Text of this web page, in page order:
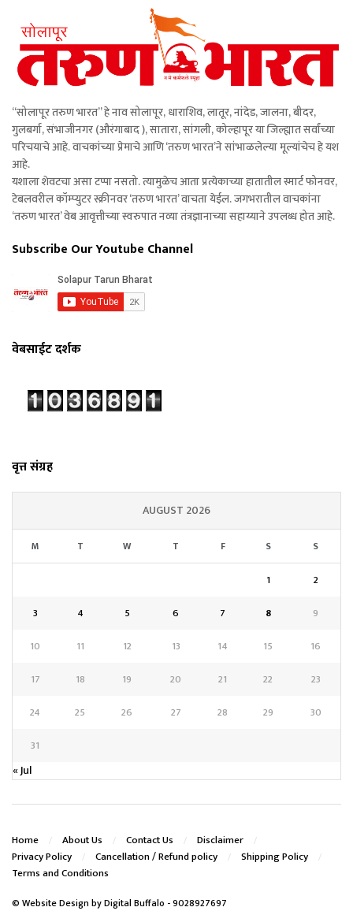
“सोलापूर तरुण भारत” हे नाव सोलापूर, धाराशिव, लातूर, नांदेड, जालना, बीदर,
गुलबर्गा, संभाजीनगर (औरंगाबाद ), सातारा, सांगली, कोल्हापूर या जिल्ह्यात सर्वांच्या
परिचयाचे आहे. वाचकांच्या प्रेमाचे आणि ‘तरुण भारत’ने सांभाळलेल्या मूल्यांचेच हे यश
आहे.
यशाला शेवटचा असा टप्पा नसतो. त्यामुळेच आता प्रत्येकाच्या हातातील स्मार्ट फोनवर,
टेबलवरील कॉम्प्युटर स्क्रीनवर ‘तरुण भारत’ वाचता येईल. जगभरातील वाचकांना
‘तरुण भारत’ वेब आवृत्तीच्या स्वरुपात नव्या तंत्रज्ञानाच्या सहाय्याने उपलब्ध होत आहे.
Subscribe Our Youtube Channel
वेबसाईट दर्शक
वृत्त संग्रह
AUGUST 2026
M T W T F S S
1
2
3
4 5 6 7 8
9
10
11 12 13 14 15
16
17
18 19 20 21 22
23
24
25 26 27 28 29
30
31
« Jul
Home About Us Contact Us
Disclaimer
Privacy Policy
Cancellation / Refund policy
Shipping Policy
Terms and Conditions
© Website Design byDigital Buffalo - 9028927697